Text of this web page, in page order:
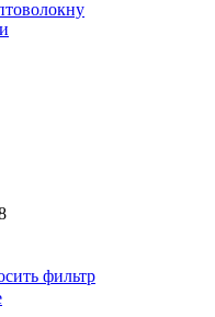
фильтр